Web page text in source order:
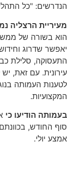
הנדרשים: "כל
מעיריית הרצליה
הוא בשורה של ממש
יאפשר שדרוג
התעסוקה, סלילת
עירונית. עם זאת, יש
לטענות העמותה
המקצועיות.
בעמותה הודיעו כי
סוף החודש,
אמצע יולי.